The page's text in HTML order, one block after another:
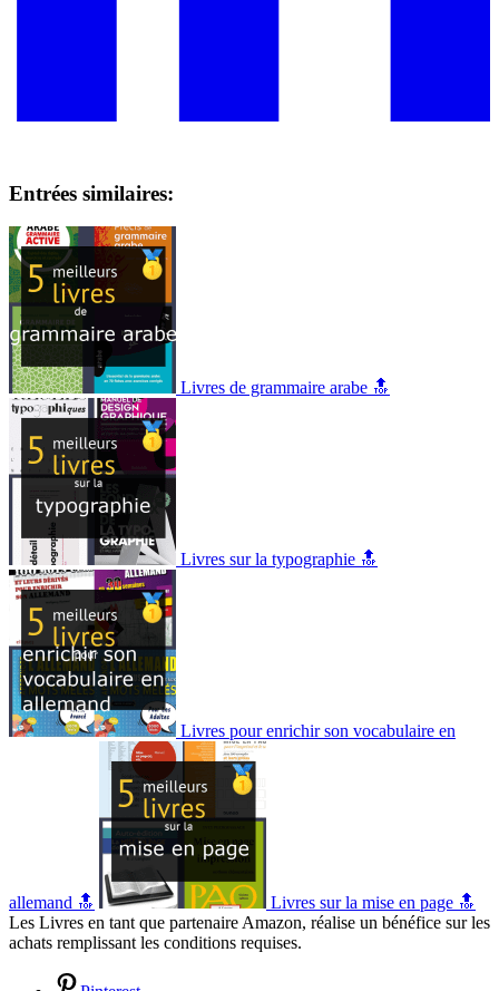
Entrées similaires:
Livres de grammaire arabe 🔝
Livres sur la typographie 🔝
Livres pour enrichir son vocabulaire en
allemand 🔝
Livres sur la mise en page 🔝
Les Livres en tant que partenaire Amazon, réalise un bénéfice sur les
achats remplissant les conditions requises.